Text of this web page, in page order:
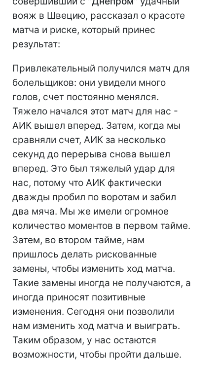
вояж в Швецию, рассказал о красоте
матча и риске, который принес
результат:
Привлекательный получился матч для
болельщиков: они увидели много
голов, счет постоянно менялся.
Тяжело начался этот матч для нас -
АИК вышел вперед. Затем, когда мы
сравняли счет, АИК за несколько
секунд до перерыва снова вышел
вперед. Это был тяжелый удар для
нас, потому что АИК фактически
дважды пробил по воротам и забил
два мяча. Мы же имели огромное
количество моментов в первом тайме.
Затем, во втором тайме, нам
пришлось делать рискованные
замены, чтобы изменить ход матча.
Такие замены иногда не получаются, а
иногда приносят позитивные
изменения. Сегодня они позволили
нам изменить ход матча и выиграть.
Таким образом, у нас остаются
возможности, чтобы пройти дальше.